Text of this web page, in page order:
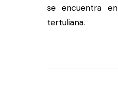
se encuentra
tertuliana.